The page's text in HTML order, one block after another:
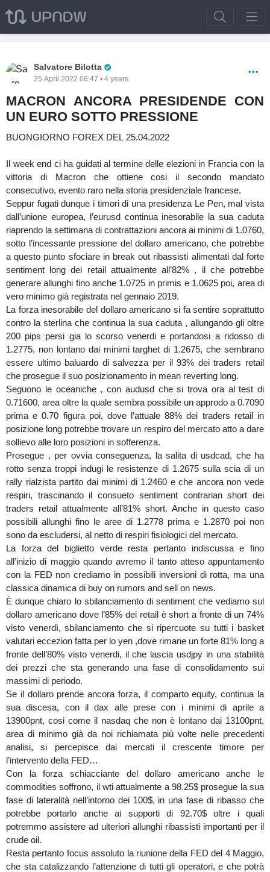
Salvatore Bilotta
25 April 2022 06:47 • 4 years
MACRON ANCORA PRESIDENDE CON
UN EURO SOTTO PRESSIONE
BUONGIORNO FOREX DEL 25.04.2022
Il week end ci ha guidati al termine delle elezioni in Francia con la
vittoria di Macron che ottiene cosi il secondo mandato
consecutivo, evento raro nella storia presidenziale francese.
Seppur fugati dunque i timori di una presidenza Le Pen, mal vista
dall’unione europea, l’eurusd continua inesorabile la sua caduta
riaprendo la settimana di contrattazioni ancora ai minimi di 1.0760,
sotto l’incessante pressione del dollaro americano, che potrebbe
a questo punto sfociare in break out ribassisti alimentati dal forte
sentiment long dei retail attualmente all’82% , il che potrebbe
generare allunghi fino anche 1.0725 in primis e 1.0625 poi, area di
vero minimo già registrata nel gennaio 2019.
La forza inesorabile del dollaro americano si fa sentire soprattutto
contro la sterlina che continua la sua caduta , allungando gli oltre
200 pips persi gia lo scorso venerdi e portandosi a ridosso di
1.2775, non lontano dai minimi targhet di 1.2675, che sembrano
essere ultimo baluardo di salvezza per il 93% dei traders retail
che prosegue il suo posizionamento in mean reverting long.
Seguono le oceaniche , con audusd che si trova ora al test di
0.71600, area oltre la quale sembra possibile un approdo a 0.7090
prima e 0.70 figura poi, dove l’attuale 88% dei traders retail in
posizione long potrebbe trovare un respiro del mercato atto a dare
sollievo alle loro posizioni in sofferenza.
Prosegue , per ovvia conseguenza, la salita di usdcad, che ha
rotto senza troppi indugi le resistenze di 1.2675 sulla scia di un
rally rialzista partito dai minimi di 1.2460 e che ancora non vede
respiri, trascinando il consueto sentiment contrarian short dei
traders retail attualmente all’81% short. Anche in questo caso
possibili allunghi fino le aree di 1.2778 prima e 1.2870 poi non
sono da escludersi, al netto di respiri fisiologici del mercato.
La forza del biglietto verde resta pertanto indiscussa e fino
all’inizio di maggio quando avremo il tanto atteso appuntamento
con la FED non crediamo in possibili inversioni di rotta, ma una
classica dinamica di buy on rumors and sell on news.
È dunque chiaro lo sbilanciamento di sentiment che vediamo sul
dollaro americano dove l’85% dei retail è short a fronte di un 74%
visto venerdì, sbilanciamento che si ripercuote su tutti i basket
valutari eccezion fatta per lo yen ,dove rimane un forte 81% long a
fronte dell’80% visto venerdi, il che lascia usdjpy in una stabilità
dei prezzi che sta generando una fase di consolidamento sui
massimi di periodo.
Se il dollaro prende ancora forza, il comparto equity, continua la
sua discesa, con il dax alle prese con i minimi di aprile a
13900pnt, cosi come il nasdaq che non è lontano dai 13100pnt,
area di minimo già da noi richiamata più volte nelle precedenti
analisi, si percepisce dai mercati il crescente timore per
l’intervento della FED…
Con la forza schiacciante del dollaro americano anche le
commodities soffrono, il wti attualmente a 98.25$ prosegue la sua
fase di lateralità nell’intorno dei 100$, in una fase di ribasso che
potrebbe portarlo anche ai supporti di 92.70$ oltre i quali
potremmo assistere ad ulteriori allunghi ribassisti importanti per il
crude oil.
Resta pertanto focus assoluto la riunione della FED del 4 Maggio,
che sta catalizzando l’attenzione di tutti gli operatori, e che potrà